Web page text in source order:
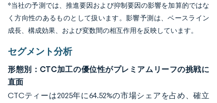
*当社の予測では、推進要因および抑制要因の影響を加算的ではな
く方向性のあるものとして扱います。影響予測は、ベースライン
成長、構成効果、および変数間の相互作用を反映しています。
セグメント分析
形態別：CTC加工の優位性がプレミアムリーフの挑戦に
直面
CTCティーは2025年に64.52%の市場シェアを占め、確立